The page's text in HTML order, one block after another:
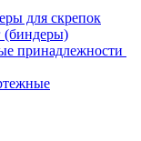
для скрепок
(биндеры)
принадлежности